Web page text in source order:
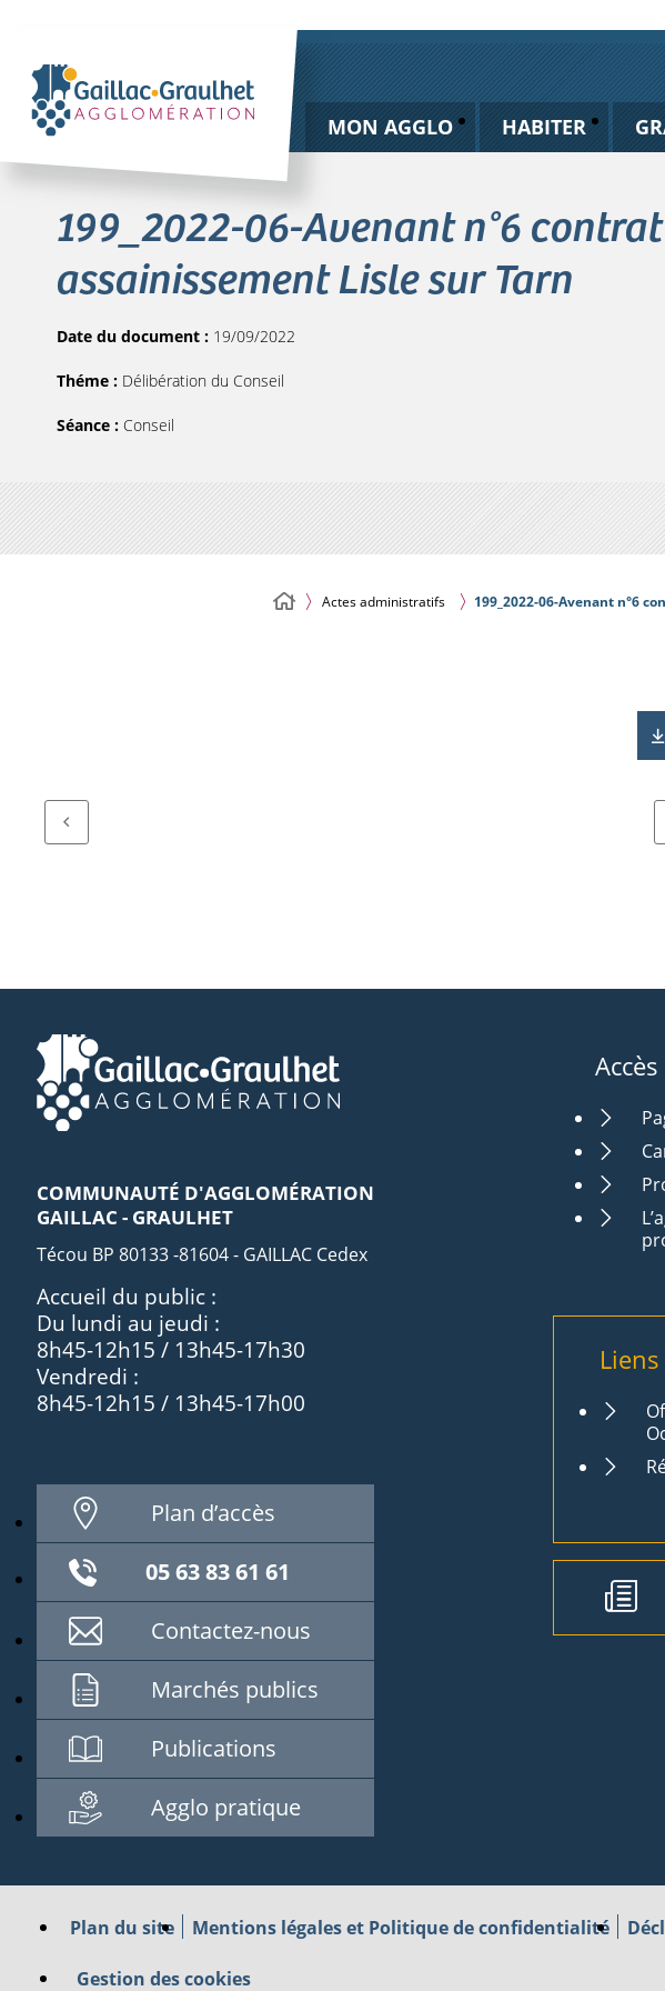
MON AGGLO HABITER
199_2022-06-Avenant n°6
assainissement Lisle sur Tarn
Date du document : 19/09/2022
Théme : Délibération du Conseil
Séance : Conseil
Actes administratifs 199_2022-06-Avenant n°6
COMMUNAUTÉ D'AGGLOMÉRATION
GAILLAC - GRAULHET
Técou BP 80133 -81604 - GAILLAC Cedex
Accueil du public :
Du lundi au jeudi :
8h45-12h15 / 13h45-17h30
Vendredi :
8h45-12h15 / 13h45-17h00
Plan d’accès
05 63 83 61 61
Contactez-nous
Marchés publics
Publications
Agglo pratique
Plan du site Mentions légales et Politique de confidentialité
Gestion des cookies